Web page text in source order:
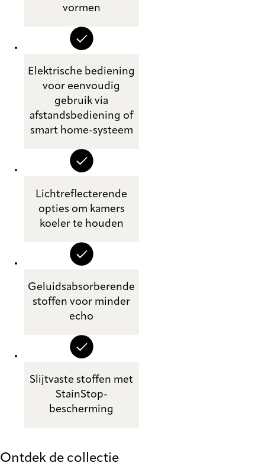
vormen
Elektrische bediening
voor eenvoudig
gebruik via
afstandsbediening of
smart home-systeem
Lichtreflecterende
opties om kamers
koeler te houden
Geluidsabsorberende
stoffen voor minder
echo
Slijtvaste stoffen met
StainStop-
bescherming
Ontdek de collectie